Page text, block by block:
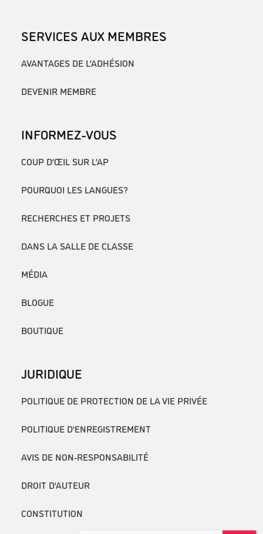
SERVICES AUX MEMBRES
AVANTAGES DE L’ADHÉSION
DEVENIR MEMBRE
INFORMEZ-VOUS
COUP D’ŒIL SUR L’AP
POURQUOI LES LANGUES?
RECHERCHES ET PROJETS
DANS LA SALLE DE CLASSE
MÉDIA
BLOGUE
BOUTIQUE
JURIDIQUE
POLITIQUE DE PROTECTION DE LA VIE PRIVÉE
POLITIQUE D’ENREGISTREMENT
AVIS DE NON-RESPONSABILITÉ
DROIT D’AUTEUR
CONSTITUTION